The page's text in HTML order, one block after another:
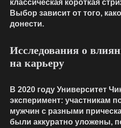
классическая короткая
Выбор зависит от того,
донести.
Исследования о
на карьеру
В 2020 году Университет
эксперимент: участникам
мужчин с разными
были аккуратно уложены,